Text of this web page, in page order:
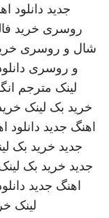
جدید دانلود
روسری خرید
شال و روسری
و روسری
لینک مترجم
خرید بک لینک
اهنگ جدید دانلود
جدید خرید بک
جدید خرید بک
اهنگ جدید
لینک